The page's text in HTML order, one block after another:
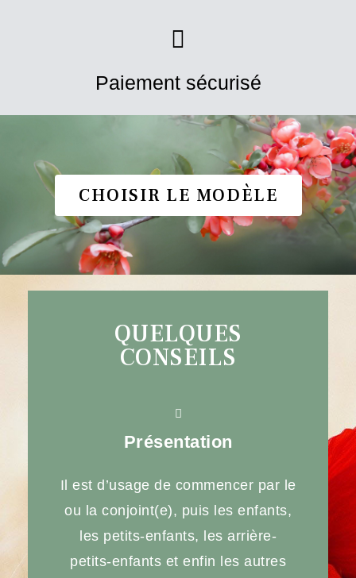
Paiement sécurisé
CHOISIR LE MODÈLE
QUELQUES
CONSEILS
Présentation
Il est d’usage de commencer par le
ou la conjoint(e), puis les enfants,
les petits-enfants, les arrière-
petits-enfants et enfin les autres